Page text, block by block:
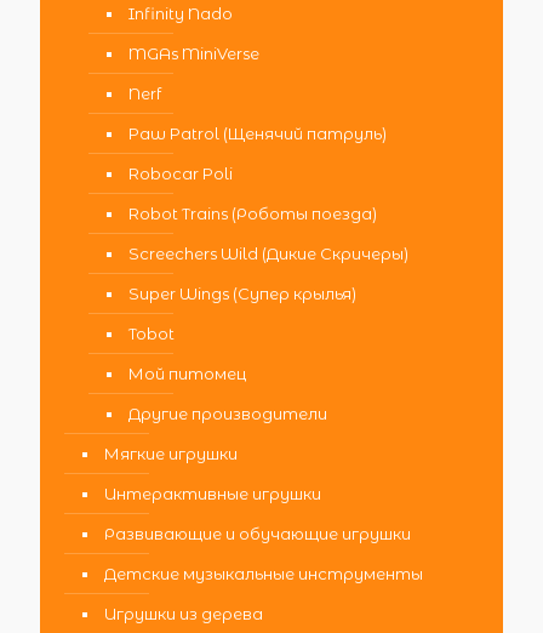
Infinity Nado
MGAs MiniVerse
Nerf
Paw Patrol (Щенячий патруль)
Robocar Poli
Robot Trains (Роботы поезда)
Screechers Wild (Дикие Скричеры)
Super Wings (Супер крылья)
Tobot
Мой питомец
Другие производители
Мягкие игрушки
Интерактивные игрушки
Развивающие и обучающие игрушки
Детские музыкальные инструменты
Игрушки из дерева